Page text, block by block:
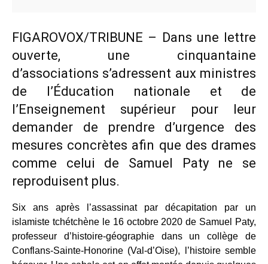
FIGAROVOX/TRIBUNE – Dans une lettre
ouverte, une cinquantaine
d’associations s’adressent aux ministres
de l’Éducation nationale et de
l’Enseignement supérieur pour leur
demander de prendre d’urgence des
mesures concrètes afin que des drames
comme celui de Samuel Paty ne se
reproduisent plus.
Six ans après l’assassinat par décapitation par un
islamiste tchétchène le 16 octobre 2020 de Samuel Paty,
professeur d’histoire-géographie dans un collège de
Conflans-Sainte-Honorine (Val-d’Oise), l’histoire semble